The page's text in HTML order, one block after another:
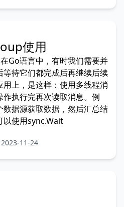
使用
Go语言中，有时我们需要并
待它们都完成后再继续后续
上，是这样：使用多线程消
执行完再次读取消息。例
据源获取数据，然后汇总结
以使用sync.Wait
11-24